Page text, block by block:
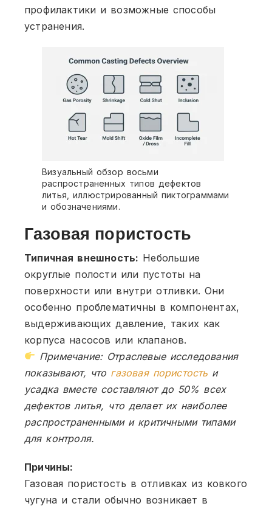
профилактики и возможные способы
устранения.
Визуальный обзор восьми
распространенных типов дефектов
литья, иллюстрированный пиктограммами
и обозначениями.
Газовая пористость
Типичная внешность: Небольшие
округлые полости или пустоты на
поверхности или внутри отливки. Они
особенно проблематичны в компонентах,
выдерживающих давление, таких как
корпуса насосов или клапанов.
Примечание: Отраслевые исследования
показывают, что газовая пористость и
усадка вместе составляют до 50% всех
дефектов литья, что делает их наиболее
распространенными и критичными типами
для контроля.
Причины:
Газовая пористость в отливках из ковкого
чугуна и стали обычно возникает в